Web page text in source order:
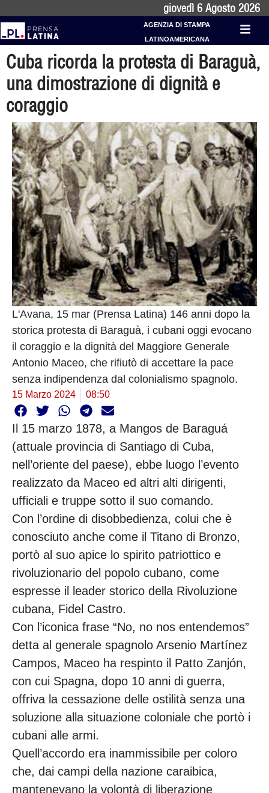
giovedì 6 Agosto 2026
AGENZIA DI STAMPA
LATINOAMERICANA
Cuba ricorda la protesta di Baraguà,
una dimostrazione di dignità e
coraggio
L'Avana, 15 mar (Prensa Latina) 146 anni dopo la
storica protesta di Baraguà, i cubani oggi evocano
il coraggio e la dignità del Maggiore Generale
Antonio Maceo, che rifiutò di accettare la pace
senza indipendenza dal colonialismo spagnolo.
15 Marzo 2024 08:50
Il 15 marzo 1878, a Mangos de Baraguá
(attuale provincia di Santiago di Cuba,
nell’oriente del paese), ebbe luogo l’evento
realizzato da Maceo ed altri alti dirigenti,
ufficiali e truppe sotto il suo comando.
Con l’ordine di disobbedienza, colui che è
conosciuto anche come il Titano di Bronzo,
portò al suo apice lo spirito patriottico e
rivoluzionario del popolo cubano, come
espresse il leader storico della Rivoluzione
cubana, Fidel Castro.
Con l’iconica frase “No, no nos entendemos”
detta al generale spagnolo Arsenio Martínez
Campos, Maceo ha respinto il Patto Zanjón,
con cui Spagna, dopo 10 anni di guerra,
offriva la cessazione delle ostilità senza una
soluzione alla situazione coloniale che portò i
cubani alle armi.
Quell’accordo era inammissibile per coloro
che, dai campi della nazione caraibica,
mantenevano la volontà di liberazione